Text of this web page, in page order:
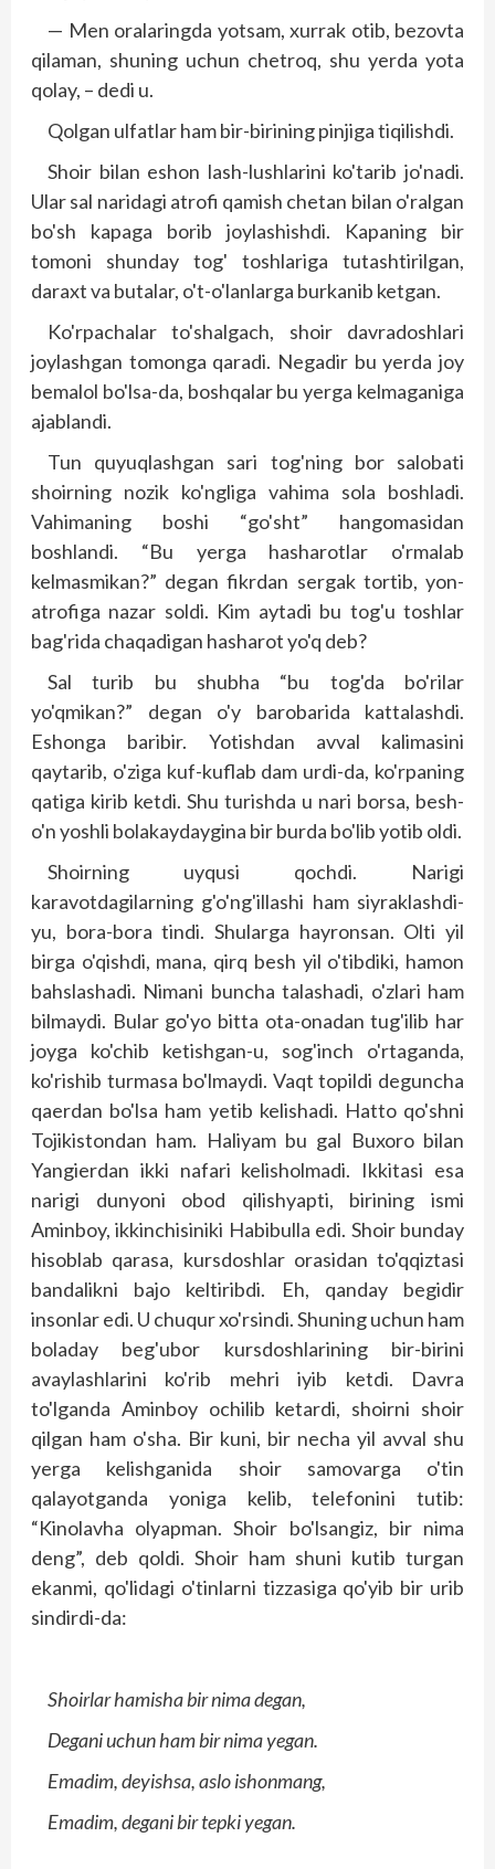
— Men oralaringda yotsam, xurrak otib, bezovta
qilaman, shuning uchun chetroq, shu yerda yota
qolay, – dedi u.
Qolgan ulfatlar ham bir-birining pinjiga tiqilishdi.
Shoir bilan eshon lash-lushlarini ko'tarib jo'nadi.
Ular sal naridagi atrofi qamish chetan bilan o'ralgan
bo'sh kapaga borib joylashishdi. Kapaning bir
tomoni shunday tog' toshlariga tutashtirilgan,
daraxt va butalar, o't-o'lanlarga burkanib ketgan.
Ko'rpachalar to'shalgach, shoir davradoshlari
joylashgan tomonga qaradi. Negadir bu yerda joy
bemalol bo'lsa-da, boshqalar bu yerga kelmaganiga
ajablandi.
Tun quyuqlashgan sari tog'ning bor salobati
shoirning nozik ko'ngliga vahima sola boshladi.
Vahimaning boshi “go'sht” hangomasidan
boshlandi. “Bu yerga hasharotlar o'rmalab
kelmasmikan?” degan fikrdan sergak tortib, yon-
atrofiga nazar soldi. Kim aytadi bu tog'u toshlar
bag'rida chaqadigan hasharot yo'q deb?
Sal turib bu shubha “bu tog'da bo'rilar
yo'qmikan?” degan o'y barobarida kattalashdi.
Eshonga baribir. Yotishdan avval kalimasini
qaytarib, o'ziga kuf-kuflab dam urdi-da, ko'rpaning
qatiga kirib ketdi. Shu turishda u nari borsa, besh-
o'n yoshli bolakaydaygina bir burda bo'lib yotib oldi.
Shoirning uyqusi qochdi. Narigi
karavotdagilarning g'o'ng'illashi ham siyraklashdi-
yu, bora-bora tindi. Shularga hayronsan. Olti yil
birga o'qishdi, mana, qirq besh yil o'tibdiki, hamon
bahslashadi. Nimani buncha talashadi, o'zlari ham
bilmaydi. Bular go'yo bitta ota-onadan tug'ilib har
joyga ko'chib ketishgan-u, sog'inch o'rtaganda,
ko'rishib turmasa bo'lmaydi. Vaqt topildi deguncha
qaerdan bo'lsa ham yetib kelishadi. Hatto qo'shni
Tojikistondan ham. Haliyam bu gal Buxoro bilan
Yangierdan ikki nafari kelisholmadi. Ikkitasi esa
narigi dunyoni obod qilishyapti, birining ismi
Aminboy, ikkinchisiniki Habibulla edi. Shoir bunday
hisoblab qarasa, kursdoshlar orasidan to'qqiztasi
bandalikni bajo keltiribdi. Eh, qanday begidir
insonlar edi. U chuqur xo'rsindi. Shuning uchun ham
boladay beg'ubor kursdoshlarining bir-birini
avaylashlarini ko'rib mehri iyib ketdi. Davra
to'lganda Aminboy ochilib ketardi, shoirni shoir
qilgan ham o'sha. Bir kuni, bir necha yil avval shu
yerga kelishganida shoir samovarga o'tin
qalayotganda yoniga kelib, telefonini tutib:
“Kinolavha olyapman. Shoir bo'lsangiz, bir nima
deng”, deb qoldi. Shoir ham shuni kutib turgan
ekanmi, qo'lidagi o'tinlarni tizzasiga qo'yib bir urib
sindirdi-da:
Shoirlar hamisha bir nima degan,
Degani uchun ham bir nima yegan.
Emadim, deyishsa, aslo ishonmang,
Emadim, degani bir tepki yegan.